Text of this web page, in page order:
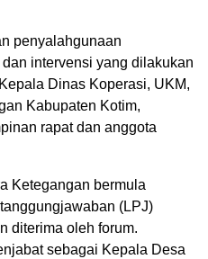
penyalahgunaan
intervensi yang dilakukan
Dinas Koperasi, UKM,
Kabupaten Kotim,
rapat dan anggota
Ketegangan bermula
(LPJ)
diterima oleh forum.
sebagai Kepala Desa